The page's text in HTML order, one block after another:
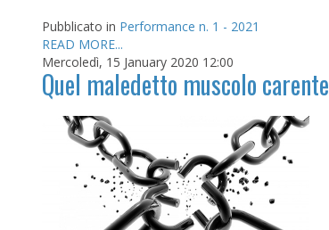
Pubblicato in Performance n. 1 - 2021
READ MORE...
Mercoledì, 15 January 2020 12:00
Quel maledetto muscolo carente